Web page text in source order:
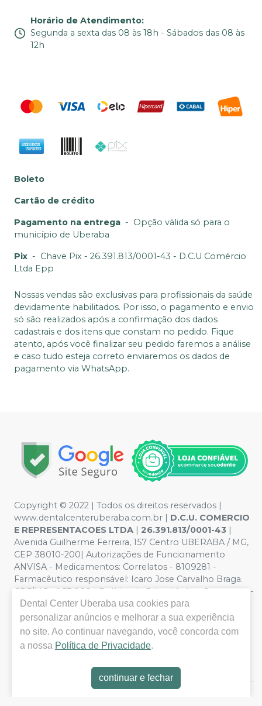
Horário de Atendimento:
Segunda a sexta das 08 às 18h - Sábados das 08 às
12h
Boleto
Cartão de crédito
Pagamento na entrega - Opção válida só para o
município de Uberaba
Pix - Chave Pix - 26.391.813/0001-43 - D.C.U Comércio
Ltda Epp
Nossas vendas são exclusivas para profissionais da saúde
devidamente habilitados. Por isso, o pagamento e envio
só são realizados após a confirmação dos dados
cadastrais e dos itens que constam no pedido. Fique
atento, após você finalizar seu pedido faremos a análise
e caso tudo esteja correto enviaremos os dados de
pagamento via WhatsApp.
Copyright © 2022 | Todos os direitos reservados |
www.dentalcenteruberaba.com.br | D.C.U. COMERCIO
E REPRESENTACOES LTDA | 26.391.813/0001-43 |
Avenida Guilherme Ferreira, 157 Centro UBERABA / MG,
CEP 38010-200| Autorizações de Funcionamento
ANVISA - Medicamentos: Correlatos - 8109281 -
Farmacêutico responsável: Icaro Jose Carvalho Braga.
CRF/MG nº 53.000 | Política de Privacidade e Segurança -
Fotos meramente ilustrativas - Os preços e condições
da loja virtual estão sujeitos a alterações. Em caso de
divergência de preços no site, o valor válido é o do
Carrinho de Compra. Não vendemos por atacado, por
isso nos reservamos o direito de não atender compras
de grandes volumes pelo site.
Dental Center Uberaba usa cookies para
personalizar anúncios e melhorar a sua experiência
no site. Ao continuar navegando, você concorda com
a nossa Política de Privacidade.
continuar e fechar